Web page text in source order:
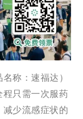
名称：速福达）
只需一次服药
少流感症状的